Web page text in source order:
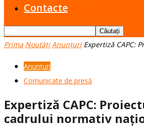
Contacte
Prima Noutăți Anunțuri Expertiză CAPC:
Anunțuri
Comunicate de presă
Expertiză CAPC:
cadrului normativ